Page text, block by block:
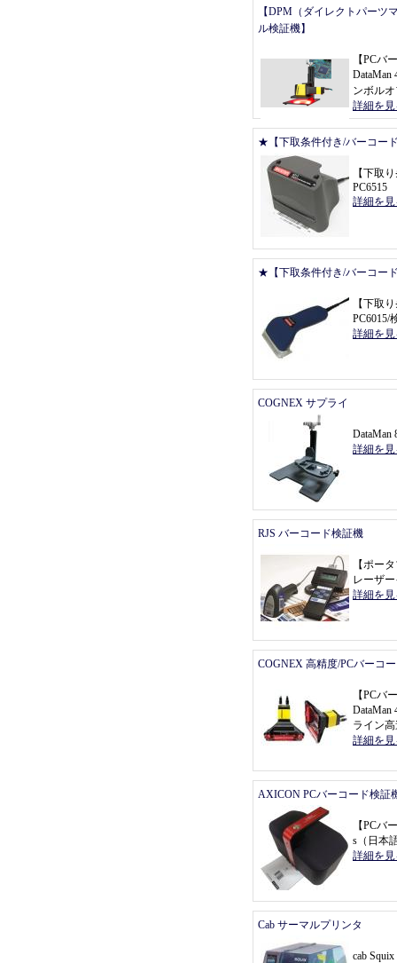
【DPM（ダイレクトパーツ
ル検証機】
【PCバ
DataMan
ンボル
詳細を
★【下取条件付き/バーコー
【下取
PC6515
詳細を
★【下取条件付き/バーコー
【下取
PC6015/
詳細を
COGNEX サプライ
詳細を
RJS バーコード検証機
【ポー
レーザ
詳細を
COGNEX 高精度/PCバーコ
【PCバ
ライン
詳細を
AXICON PCバーコード検証
【PCバ
s （ 日本
詳細を
Cab サーマルプリンタ
cab